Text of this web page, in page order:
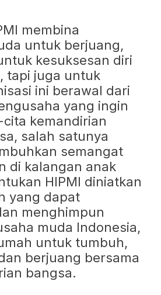
membina
untuk berjuang,
kesuksesan diri
tapi juga untuk
ini berawal dari
yang ingin
kemandirian
salah satunya
semangat
di kalangan anak
HIPMI diniatkan
yang dapat
menghimpun
muda Indonesia,
untuk tumbuh,
berjuang bersama
bangsa.